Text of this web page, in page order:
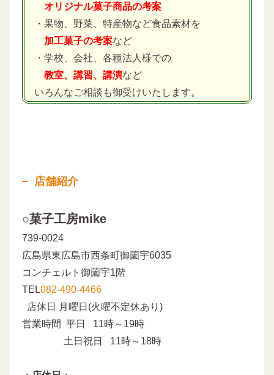
オリジナル菓子商品の考案
・果物、野菜、特産物など食品素材を
加工菓子の考案など
・学校、会社、各種法人様での
教室、講習、講演など
いろんなご相談も御受けいたします。
店舗紹介
○菓子工房mike
739-0024
広島県東広島市西条町御薗宇6035
コンチェルト御薗宇1階
TEL082-490-4466
店休日 月曜日(火曜不定休あり)
営業時間 平日 11時～19時
土日祝日 11時～18時